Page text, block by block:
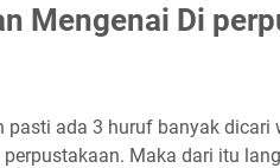
Mengenai Di
ada 3 huruf banyak dicari
Maka dari itu